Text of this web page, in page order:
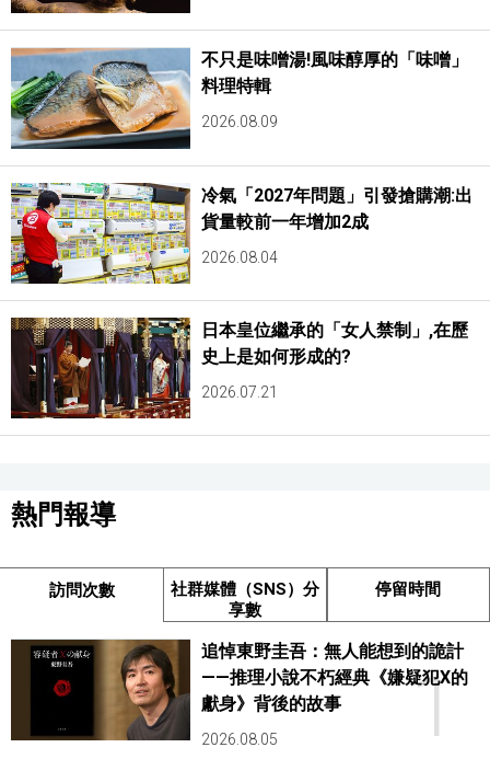
不只是味噌湯!風味醇厚的「味噌」
料理特輯
2026.08.09
冷氣「2027年問題」引發搶購潮:出
貨量較前一年增加2成
2026.08.04
日本皇位繼承的「女人禁制」,在歷
史上是如何形成的?
2026.07.21
熱門報導
訪問次數
社群媒體（SNS）分
享數
停留時間
1
追悼東野圭吾：無人能想到的詭計
——推理小說不朽經典《嫌疑犯X的
獻身》背後的故事
2026.08.05